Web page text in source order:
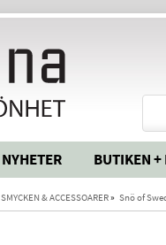
NYHETER BUTIKEN +
SMYCKEN & ACCESSOARER» Snö of